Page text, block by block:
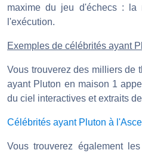
maxime du jeu d'échecs : la
l'exécution.
Exemples de célébrités ayant
Vous trouverez des milliers de
ayant Pluton en maison 1
du ciel interactives et extraits
Célébrités ayant Pluton à
Vous trouverez également